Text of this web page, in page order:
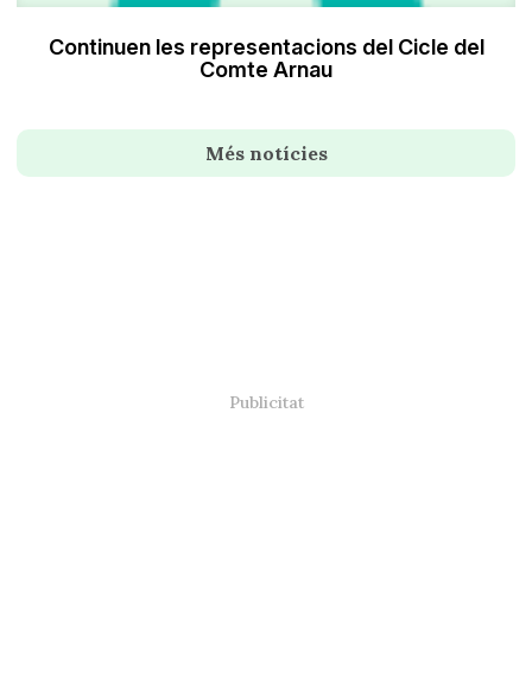
Continuen les representacions del Cicle del
Comte Arnau
Més notícies